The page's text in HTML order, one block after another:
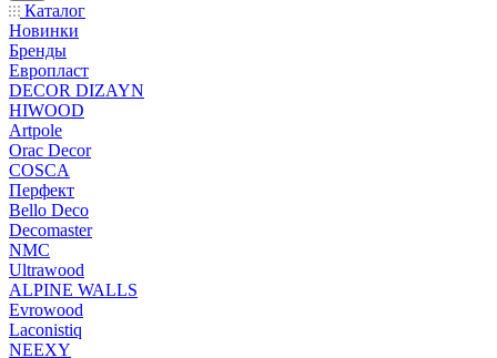
Каталог
Новинки
Бренды
Европласт
DECOR DIZAYN
HIWOOD
Artpole
Orac Decor
COSCA
Перфект
Bello Deco
Decomaster
NMС
Ultrawood
ALPINE WALLS
Evrowood
Laconistiq
NEEXY